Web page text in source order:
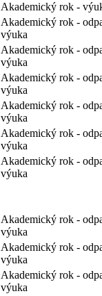
Akademický rok -
Akademický rok -
výuka
Akademický rok -
výuka
Akademický rok -
výuka
Akademický rok -
výuka
Akademický rok -
výuka
Akademický rok -
výuka
Akademický rok -
výuka
Akademický rok -
výuka
Akademický rok -
výuka